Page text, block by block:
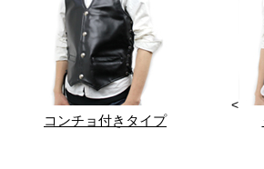
コンチョ付きタイプ
<